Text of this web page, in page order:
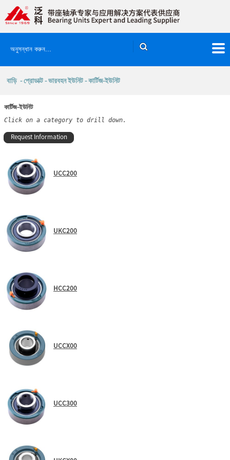
বাড়ি -প্রোডাক্ট-ভারবহন ইউনিট- কার্টিজ-ইউনিট
কার্টিজ-ইউনিট
Click on a category to drill down.
Request Information
UCC200
UKC200
HCC200
UCCX00
UCC300